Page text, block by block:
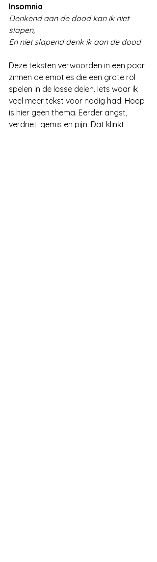
Insomnia
Denkend aan de dood kan ik niet
slapen,
En niet slapend denk ik aan de dood
Deze teksten verwoorden in een paar
zinnen de emoties die een grote rol
spelen in de losse delen. Iets waar ik
veel meer tekst voor nodig had. Hoop
is hier geen thema. Eerder angst,
verdriet, gemis en pijn. Dat klinkt